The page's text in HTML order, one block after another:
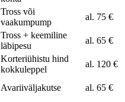
Tross või
vaakumpump
al. 75 €
Tross + keemiline
läbipesu
al. 65 €
Korteriühistu hind
kokkuleppel
al. 120 €
Avariiväljakutse
al. 65 €